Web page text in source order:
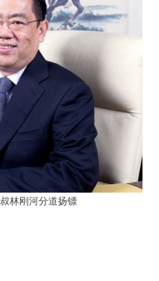
林刚河分道扬镖